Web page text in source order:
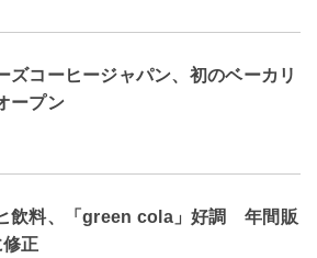
ズコーヒージャパン、初のベーカリ
ープン
飲料、「green cola」好調 年間販
正